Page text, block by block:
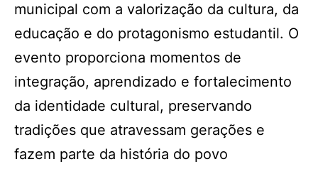
municipal com a valorização da cultura, da
educação e do protagonismo estudantil. O
evento proporciona momentos de
integração, aprendizado e fortalecimento
da identidade cultural, preservando
tradições que atravessam gerações e
fazem parte da história do povo